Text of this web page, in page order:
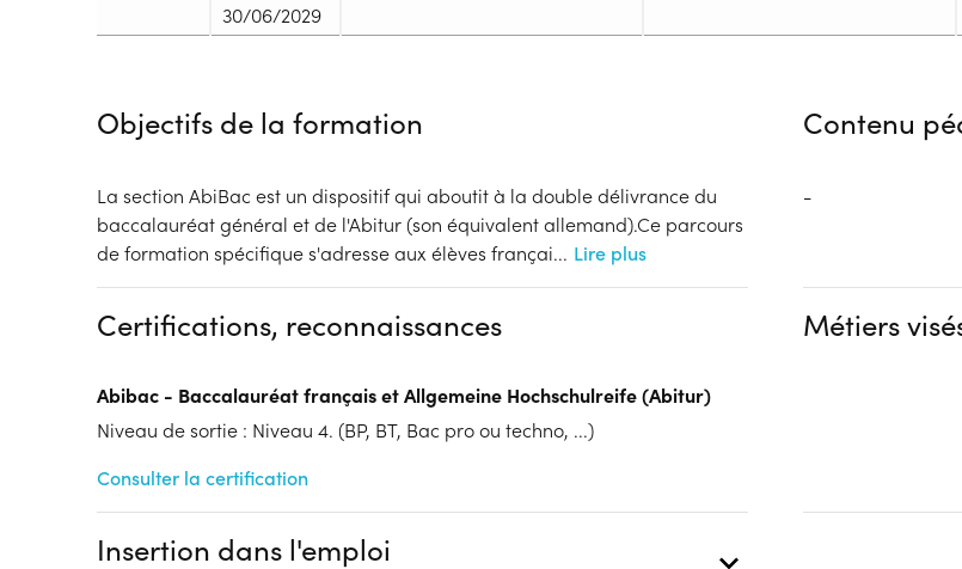
30/06/2029
Durée en centre :h
Type de parcours : Parcours mixte
Dispositif
Financeur
Formation Initiale
Etat - Ministère de l'éducation nationale
Tarif : N.C.
Lieu de formation
133 rue Saint Vaast
Accueil sur le lieu de formation
Hébergement :internat fille garçon
Prérequis :
En recherche
Complément
Aucune
Objectifs de la formation
La section AbiBac est un dispositif qui aboutit à la double délivrance du
baccalauréat général et de l'Abitur (son équivalent allemand).Ce parcours
de formation spécifique s'adresse aux élèves françai... Lire plus
Contenu
-
Certifications, reconnaissances
Abibac - Baccalauréat français et Allgemeine Hochschulreife (Abitur)
Niveau de sortie : Niveau 4. (BP, BT, Bac pro ou techno, ...)
Consulter la certification
Métiers
Insertion dans l'emploi